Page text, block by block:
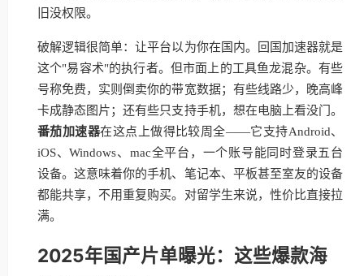
旧没权限。
破解逻辑很简单：让平台以为你在国内。回国加速器就是
这个"易容术"的执行者。但市面上的工具鱼龙混杂。有些
号称免费，实则倒卖你的带宽数据；有些线路少，晚高峰
卡成静态图片；还有些只支持手机，想在电脑上看没门。
番茄加速器在这点上做得比较周全——它支持Android、
iOS、Windows、mac全平台，一个账号能同时登录五台
设备。这意味着你的手机、笔记本、平板甚至室友的设备
都能共享，不用重复购买。对留学生来说，性价比直接拉
满。
2025年国产片单曝光：这些爆款海